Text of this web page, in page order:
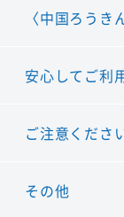
〈中国ろうき
安心してご利
ご注意くださ
その他